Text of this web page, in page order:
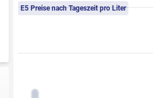
E5 Preise nach Tageszeit pro Liter